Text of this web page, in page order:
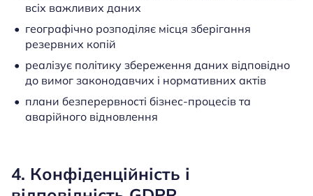
всіх важливих даних
географічно розподіляє місця зберігання
резервних копій
реалізує політику збереження даних відповідно
до вимог законодавчих і нормативних актів
плани безперервності бізнес-процесів та
аварійного відновлення
4. Конфіденційність і